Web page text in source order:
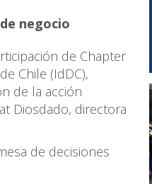
negocio
de Chapter
Chile (IdDC),
de la acción
Diosdado, directora
de decisiones